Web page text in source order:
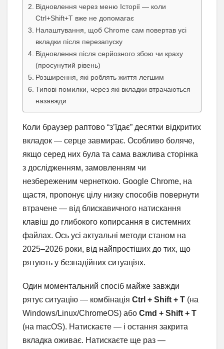
Відновлення через меню Історії — коли
Ctrl+Shift+T вже не допомагає
Налаштування, щоб Chrome сам повертав усі
вкладки після перезапуску
Відновлення після серйозного збою чи краху
(просунутий рівень)
Розширення, які роблять життя легшим
Типові помилки, через які вкладки втрачаються
назавжди
Коли браузер раптово “з’їдає” десятки відкритих
вкладок — серце завмирає. Особливо боляче,
якщо серед них була та сама важлива сторінка
з дослідженням, замовленням чи
незбереженим чернеткою. Google Chrome, на
щастя, пропонує цілу низку способів повернути
втрачене — від блискавичного натискання
клавіш до глибокого копирсання в системних
файлах. Ось усі актуальні методи станом на
2025–2026 роки, від найпростіших до тих, що
рятують у безнадійних ситуаціях.
Один моментальний спосіб майже завжди
рятує ситуацію — комбінація Ctrl + Shift + T (на
Windows/Linux/ChromeOS) або Cmd + Shift + T
(на macOS). Натискаєте — і остання закрита
вкладка оживає. Натискаєте ще раз —